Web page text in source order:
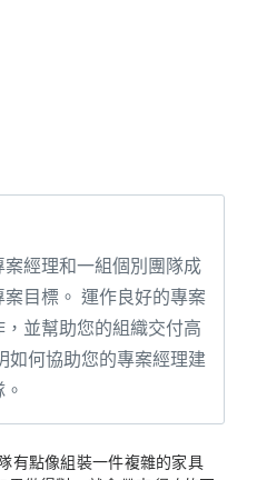
經理和一組個別團隊成
目標。 運作良好的專案
並幫助您的組織交付高
如何協助您的專案經理建
。
有點像組裝一件複雜的家具